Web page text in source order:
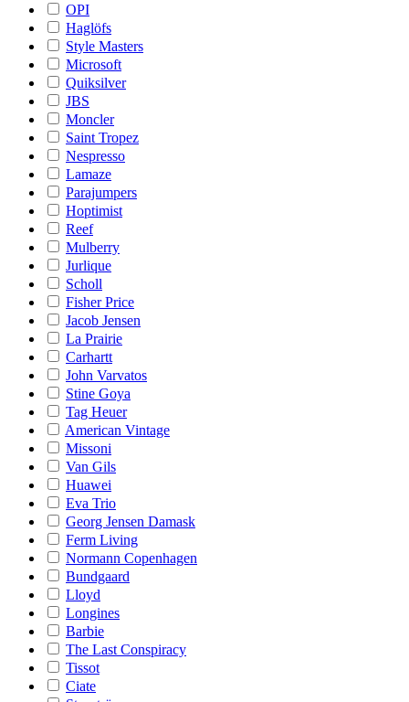
OPI
Haglöfs
Style Masters
Microsoft
Quiksilver
JBS
Moncler
Saint Tropez
Nespresso
Lamaze
Parajumpers
Hoptimist
Reef
Mulberry
Jurlique
Scholl
Fisher Price
Jacob Jensen
La Prairie
Carhartt
John Varvatos
Stine Goya
Tag Heuer
American Vintage
Missoni
Van Gils
Huawei
Eva Trio
Georg Jensen Damask
Ferm Living
Normann Copenhagen
Bundgaard
Lloyd
Longines
Barbie
The Last Conspiracy
Tissot
Ciate